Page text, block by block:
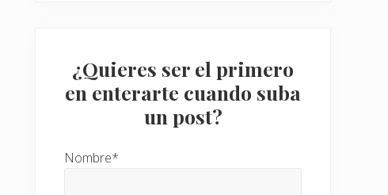
¿Quieres ser el primero
en enterarte cuando suba
un post?
Nombre*